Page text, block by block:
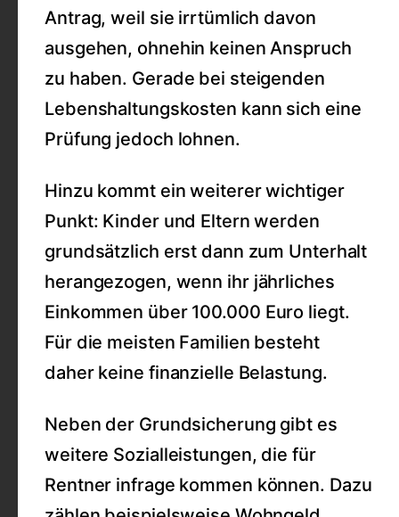
Antrag, weil sie irrtümlich davon
ausgehen, ohnehin keinen Anspruch
zu haben. Gerade bei steigenden
Lebenshaltungskosten kann sich eine
Prüfung jedoch lohnen.
Hinzu kommt ein weiterer wichtiger
Punkt: Kinder und Eltern werden
grundsätzlich erst dann zum Unterhalt
herangezogen, wenn ihr jährliches
Einkommen über 100.000 Euro liegt.
Für die meisten Familien besteht
daher keine finanzielle Belastung.
Neben der Grundsicherung gibt es
weitere Sozialleistungen, die für
Rentner infrage kommen können. Dazu